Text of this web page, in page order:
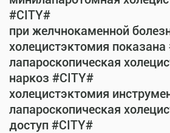
#CITY#
при желчнокаменной
холецистэктомия показана
лапароскопическая
наркоз #CITY#
холецистэктомия
лапароскопическая
доступ #CITY#